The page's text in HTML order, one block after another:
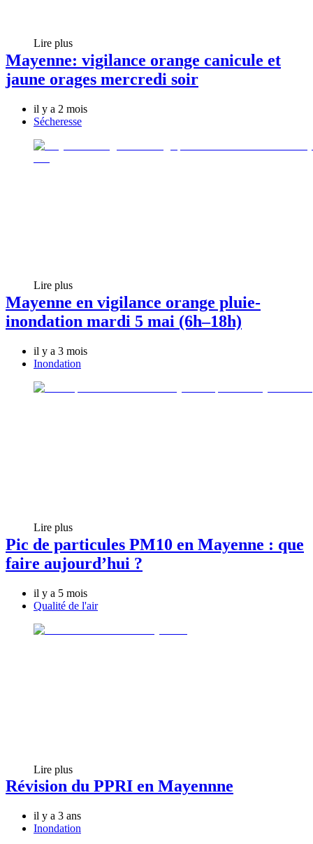
Lire plus
Mayenne: vigilance orange canicule et
jaune orages mercredi soir
il y a 2 mois
Sécheresse
Lire plus
Mayenne en vigilance orange pluie-
inondation mardi 5 mai (6h–18h)
il y a 3 mois
Inondation
Lire plus
Pic de particules PM10 en Mayenne : que
faire aujourd’hui ?
il y a 5 mois
Qualité de l'air
Lire plus
Révision du PPRI en Mayennne
il y a 3 ans
Inondation